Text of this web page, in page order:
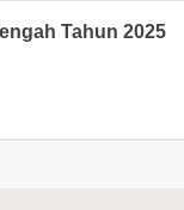
Tahun 2025